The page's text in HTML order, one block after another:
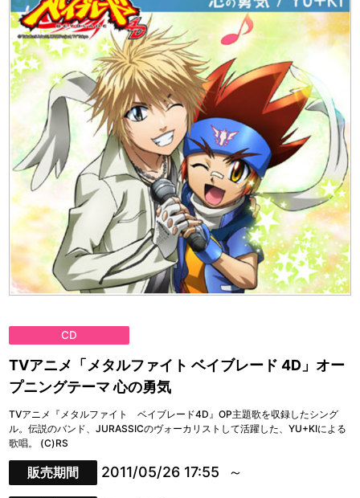
CD
TVアニメ「メタルファイト ベイブレード 4D」オー
プニングテーマ 心の勇気
TVアニメ『メタルファイト ベイブレード4D』OP主題歌を収録したシング
ル。伝説のバンド、JURASSICのヴォーカリストして活躍した、YU+KIによる
歌唱。 (C)RS
販売期間 2011/05/26 17:55